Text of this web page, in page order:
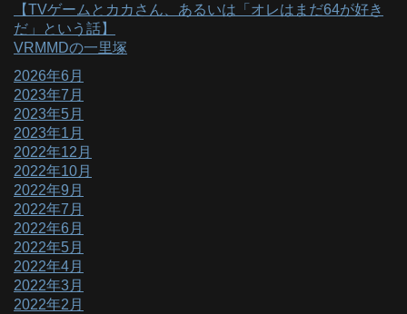
【TVゲームとカカさん、あるいは「オレはまだ64が好き
だ」という話】
VRMMDの一里塚
2026年6月
2023年7月
2023年5月
2023年1月
2022年12月
2022年10月
2022年9月
2022年7月
2022年6月
2022年5月
2022年4月
2022年3月
2022年2月